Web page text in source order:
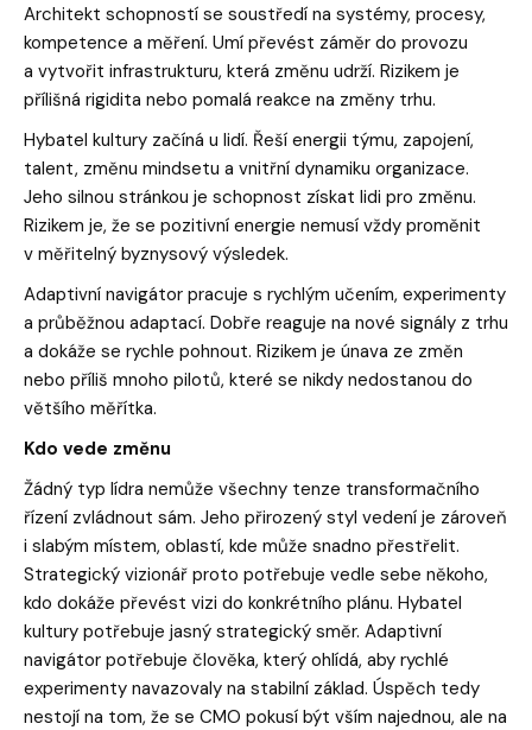
Architekt schopností se soustředí na systémy, procesy,
kompetence a měření. Umí převést záměr do provozu
a vytvořit infrastrukturu, která změnu udrží. Rizikem je
přílišná rigidita nebo pomalá reakce na změny trhu.
Hybatel kultury začíná u lidí. Řeší energii týmu, zapojení,
talent, změnu mindsetu a vnitřní dynamiku organizace.
Jeho silnou stránkou je schopnost získat lidi pro změnu.
Rizikem je, že se pozitivní energie nemusí vždy proměnit
v měřitelný byznysový výsledek.
Adaptivní navigátor pracuje s rychlým učením, experimenty
a průběžnou adaptací. Dobře reaguje na nové signály z trhu
a dokáže se rychle pohnout. Rizikem je únava ze změn
nebo příliš mnoho pilotů, které se nikdy nedostanou do
většího měřítka.
Kdo vede změnu
Žádný typ lídra nemůže všechny tenze transformačního
řízení zvládnout sám. Jeho přirozený styl vedení je zároveň
i slabým místem, oblastí, kde může snadno přestřelit.
Strategický vizionář proto potřebuje vedle sebe někoho,
kdo dokáže převést vizi do konkrétního plánu. Hybatel
kultury potřebuje jasný strategický směr. Adaptivní
navigátor potřebuje člověka, který ohlídá, aby rychlé
experimenty navazovaly na stabilní základ. Úspěch tedy
nestojí na tom, že se CMO pokusí být vším najednou, ale na